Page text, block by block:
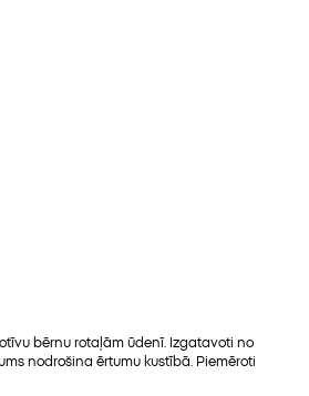
bērnu rotaļām ūdenī. Izgatavoti no
nodrošina ērtumu kustībā. Piemēroti